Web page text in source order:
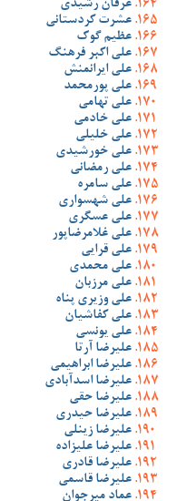
عرفان رشیدی
عشرت کردستانی
عظیم گوک
علی اکبر فرهنگ
علی ایرانمنش
علی پورمحمد
علی تهامی
علی خادمی
علی خلیلی
علی خورشیدی
علی رمضانی
علی سامره
علی شهسواری
علی عسگری
علی غلامرضاپور
علی قرایی
علی محمدی
علی مرزبان
علی وزیری پناه
علی کفاشیان
علی یونسی
علیرضا آرتا
علیرضا ابراهیمی
علیرضا اسدآبادی
علیرضا حقی
علیرضا حیدری
علیرضا زینلی
علیرضا علیزاده
علیرضا قادری
علیرضا قاسمی
عماد میرجوان